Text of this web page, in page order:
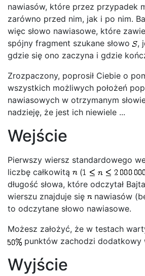
nawiasów, które przez przypadek
zarówno przed nim, jak i po nim.
więc słowo nawiasowe, które
spójny fragment szukane słowo
,
gdzie się ono zaczyna i gdzie
Zrozpaczony, poprosił Ciebie o
wszystkich możliwych położeń
nawiasowych w otrzymanym
nadzieję, że jest ich niewiele ...
Wejście
Pierwszy wiersz standardowego
liczbę całkowitą
(
długość słowa, które odczytał
wierszu znajduje się
nawiasów
to odczytane słowo nawiasowe.
Możesz założyć, że w testach
punktów zachodzi dodatkowy
Wyjście